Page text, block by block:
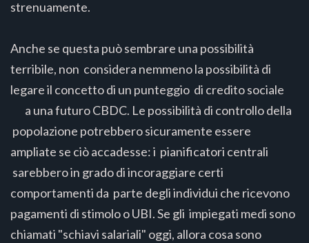
strenuamente.
Anche se questa può sembrare una possibilità
terribile, non considera nemmeno la possibilità di
legare il concetto di un punteggio di credito sociale
a una futuro CBDC. Le possibilità di controllo della
popolazione potrebbero sicuramente essere
ampliate se ciò accadesse: i pianificatori centrali
sarebbero in grado di incoraggiare certi
comportamenti da parte degli individui che ricevono
pagamenti di stimolo o UBI. Se gli impiegati medi sono
chiamati "schiavi salariali" oggi, allora cosa sono